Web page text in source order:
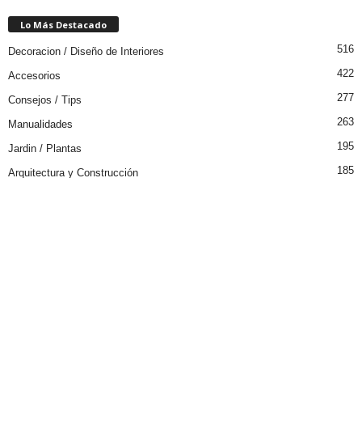
Lo Más Destacado
Decoracion / Diseño de Interiores 516
Accesorios 422
Consejos / Tips 277
Manualidades 263
Jardin / Plantas 195
Arquitectura y Construcción 185